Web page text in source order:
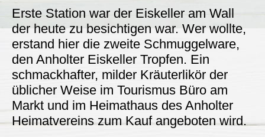
Erste Station war der Eiskeller am Wall
der heute zu besichtigen war. Wer wollte,
erstand hier die zweite Schmuggelware,
den Anholter Eiskeller Tropfen. Ein
schmackhafter, milder Kräuterlikör der
üblicher Weise im Tourismus Büro am
Markt und im Heimathaus des Anholter
Heimatvereins zum Kauf angeboten wird.